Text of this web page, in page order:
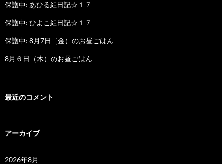
保護中: あひる組日記☆１７
保護中: ひよこ組日記☆１７
保護中: 8月7日（金）のお昼ごはん
8月６日（木）のお昼ごはん
最近のコメント
アーカイブ
2026年8月